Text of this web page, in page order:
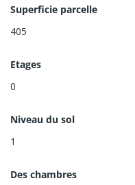
Superficie parcelle
405
Etages
0
Niveau du sol
1
Des chambres